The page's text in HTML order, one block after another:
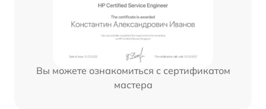
Вы можете ознакомиться с сертификатом
мастера